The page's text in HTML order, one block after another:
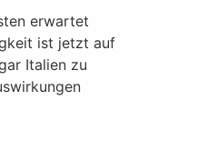
erwartet
ist jetzt auf
Italien zu